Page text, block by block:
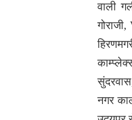
वाली
नगर